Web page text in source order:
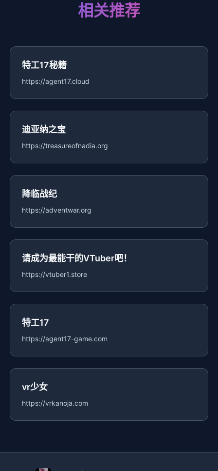
相关推荐
特工17秘籍
https://agent17.cloud
迪亚纳之宝
https://treasureofnadia.org
降临战纪
https://adventwar.org
请成为最能干的VTuber吧！
https://vtuber1.store
特工17
https://agent17-game.com
vr少女
https://vrkanoja.com